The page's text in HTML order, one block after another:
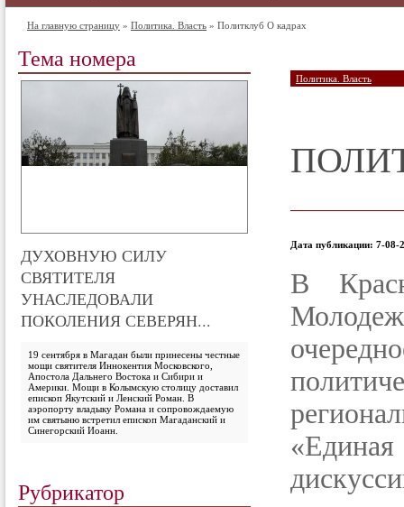
На главную страницу » Политика. Власть » Политклуб О кадрах
Тема номера
ДУХОВНУЮ СИЛУ
СВЯТИТЕЛЯ
УНАСЛЕДОВАЛИ
ПОКОЛЕНИЯ СЕВЕРЯН...
19 сентября в Магадан были принесены честные
мощи святителя Иннокентия Московского,
Апостола Дальнего Востока и Сибири и
Америки. Мощи в Колымскую столицу доставил
епископ Якутский и Ленский Роман. В
аэропорту владыку Романа и сопровождаемую
им святыню встретил епископ Магаданский и
Синегорский Иоанн.
Рубрикатор
Политика. Власть
Дата публикации: 7-08-
В